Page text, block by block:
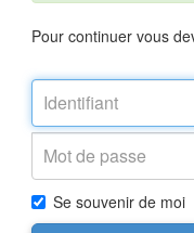
Pour continuer vous
Se souvenir de moi